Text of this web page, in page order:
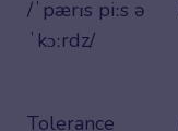
/ˈpærɪs piːs ə
ˈkɔːrdz/
Tolerance